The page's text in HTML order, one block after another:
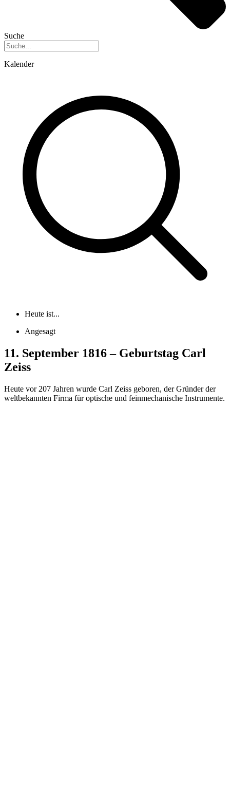
Suche
Kalender
Heute ist...
Angesagt
11. September 1816 – Geburtstag Carl
Zeiss
Heute vor 207 Jahren wurde Carl Zeiss geboren, der Gründer der
weltbekannten Firma für optische und feinmechanische Instrumente.